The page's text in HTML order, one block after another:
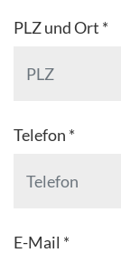
PLZ und Ort *
Telefon *
E-Mail *